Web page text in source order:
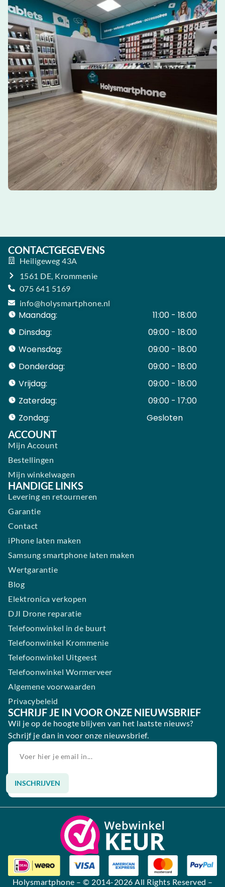
CONTACTGEGEVENS
Heiligeweg 43A
1561 DE, Krommenie
075 641 5169
info@holysmartphone.nl
Maandag:
11:00 - 18:00
Dinsdag:
09:00 - 18:00
Woensdag:
09:00 - 18:00
Donderdag:
09:00 - 18:00
Vrijdag:
09:00 - 18:00
Zaterdag:
09:00 - 17:00
Zondag:
Gesloten ​ ​ ​ ​ ​ ​ ​
ACCOUNT
Mijn Account
Bestellingen
Mijn winkelwagen
HANDIGE LINKS
Levering en retourneren
Garantie
Contact
iPhone laten maken
Samsung smartphone laten maken
Wertgarantie
Blog
Elektronica verkopen
DJI Drone reparatie
Telefoonwinkel in de buurt
Telefoonwinkel Krommenie
Telefoonwinkel Uitgeest
Telefoonwinkel Wormerveer
Algemene voorwaarden
Privacybeleid
SCHRIJF JE IN VOOR ONZE NIEUWSBRIEF
Wil je op de hoogte blijven van het laatste nieuws?
Schrijf je dan in voor onze nieuwsbrief.
INSCHRIJVEN
Alternative:
Holysmartphone – © 2014-2026 All Rights Reserved –